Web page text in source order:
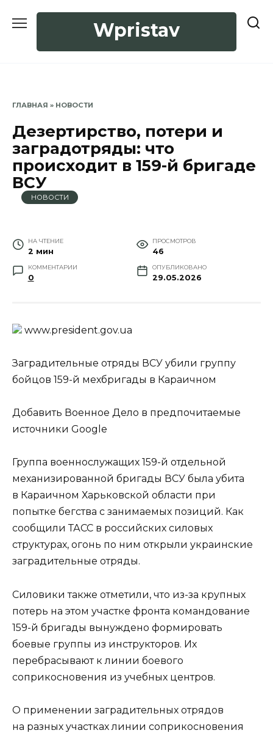
Wpristav
ГЛАВНАЯ » НОВОСТИ
Дезертирство, потери и
заградотряды: что
происходит в 159-й бригаде
ВСУ
НОВОСТИ
НА ЧТЕНИЕ
2 мин
ПРОСМОТРОВ
46
КОММЕНТАРИИ
0
ОПУБЛИКОВАНО
29.05.2026
www.prеsidеnt.gоv.uа
Заградительные отряды ВСУ убили группу
бойцов 159-й мехбригады в Караичном
Добавить Военное Дело в предпочитаемые
источники Google
Группа военнослужащих 159-й отдельной
механизированной бригады ВСУ была убита
в Караичном Харьковской области при
попытке бегства с занимаемых позиций. Как
сообщили ТАСС в российских силовых
структурах, огонь по ним открыли украинские
заградительные отряды.
Силовики также отметили, что из-за крупных
потерь на этом участке фронта командование
159-й бригады вынуждено формировать
боевые группы из инструкторов. Их
перебрасывают к линии боевого
соприкосновения из учебных центров.
О применении заградительных отрядов
на разных участках линии соприкосновения